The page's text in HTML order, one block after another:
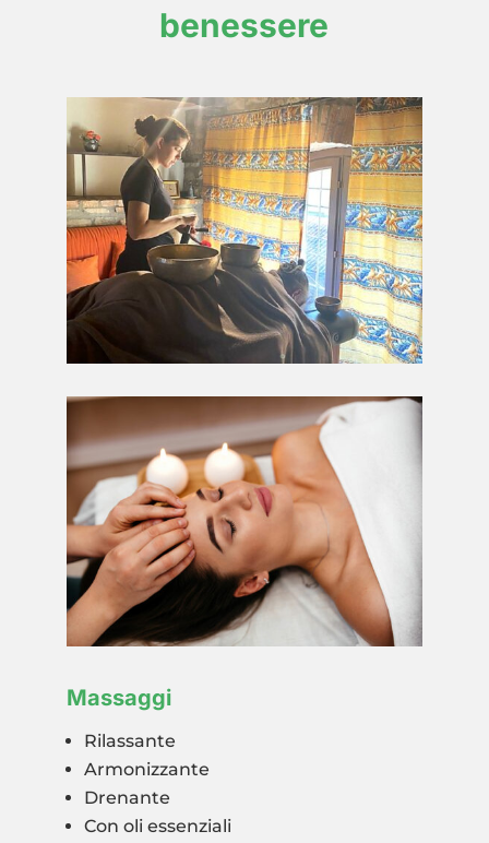
benessere
Massaggi
Rilassante
Armonizzante
Drenante
Con oli essenziali